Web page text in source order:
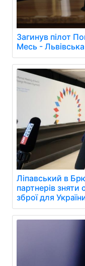
Загинув пілот
Месь -
Ліпавський в
партнерів
зброї для